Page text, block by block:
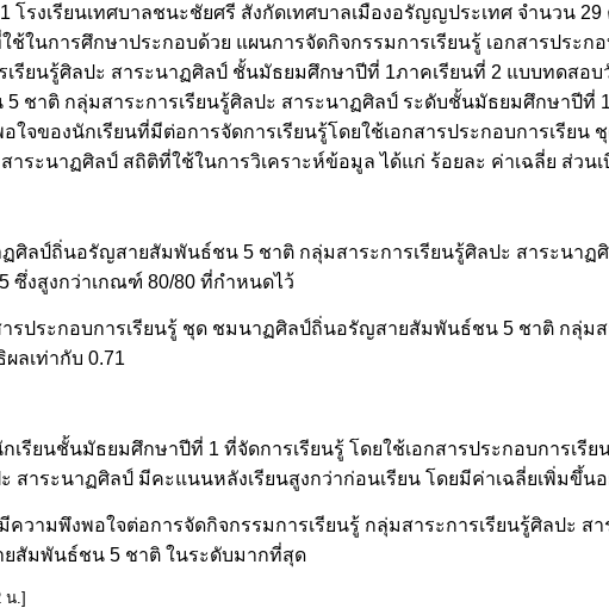
โรงเรียนเทศบาลชนะชัยศรี สังกัดเทศบาลเมืองอรัญญประเทศ จำนวน
ใช้ในการศึกษาประกอบด้วย แผนการจัดกิจกรรมการเรียนรู้ เอกสารประ
รียนรู้ศิลปะ สาระนาฏศิลป์ ชั้นมัธยมศึกษาปีที่ 1ภาคเรียนที่ 2 แบบทดสอบ
ชาติ กลุ่มสาระการเรียนรู้ศิลปะ สาระนาฏศิลป์ ระดับชั้นมัธยมศึกษาปีที่
ใจของนักเรียนที่มีต่อการจัดการเรียนรู้โดยใช้เอกสารประกอบการเรี
าระนาฏศิลป์ สถิติที่ใช้ในการวิเคราะห์ข้อมูล ได้แก่ ร้อยละ ค่าเฉลี่ย ส่วนเ
ฏศิลป์ถิ่นอรัญสายสัมพันธ์ชน 5 ชาติ กลุ่มสาระการเรียนรู้ศิลปะ สาระน
ซึ่งสูงกว่าเกณฑ์ 80/80 ที่กำหนดไว้
ารประกอบการเรียนรู้ ชุด ชมนาฏศิลป์ถิ่นอรัญสายสัมพันธ์ชน 5 ชาติ กลุ่ม
ลเท่ากับ 0.71
เรียนชั้นมัธยมศึกษาปีที่ 1 ที่จัดการเรียนรู้ โดยใช้เอกสารประกอบการ
สาระนาฏศิลป์ มีคะแนนหลังเรียนสูงกว่าก่อนเรียน โดยมีค่าเฉลี่ยเพิ่มขึ้
วามพึงพอใจต่อการจัดกิจกรรมการเรียนรู้ กลุ่มสาระการเรียนรู้ศิลปะ ส
สัมพันธ์ชน 5 ชาติ ในระดับมากที่สุด
น.]